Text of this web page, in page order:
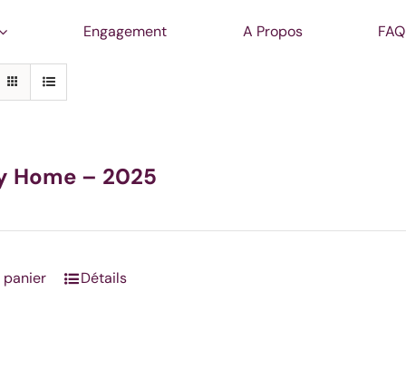
Engagement A Propos FAQ
Home – 2025
panier Détails